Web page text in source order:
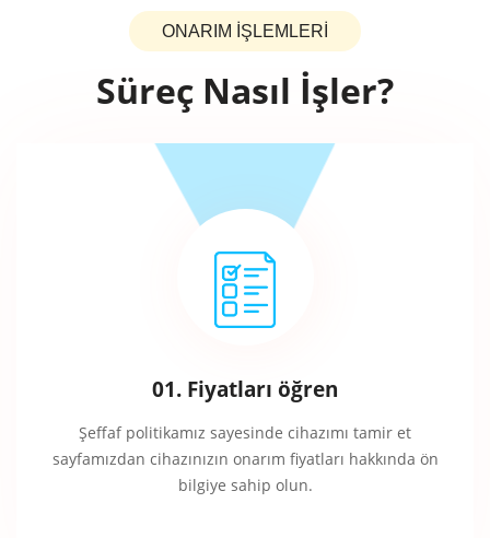
ONARIM İŞLEMLERİ
Süreç Nasıl İşler?
01. Fiyatları öğren
Şeffaf politikamız sayesinde cihazımı tamir et
sayfamızdan cihazınızın onarım fiyatları hakkında ön
bilgiye sahip olun.